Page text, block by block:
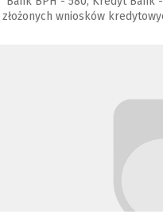
złożonych wniosków